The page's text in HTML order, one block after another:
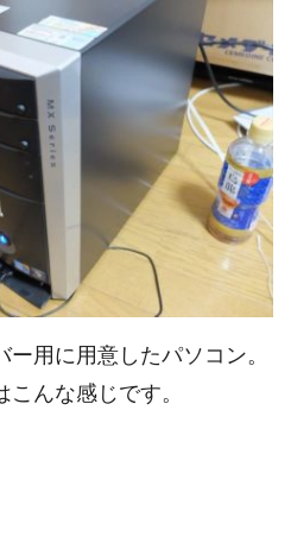
用に用意したパソコン。
んな感じです。